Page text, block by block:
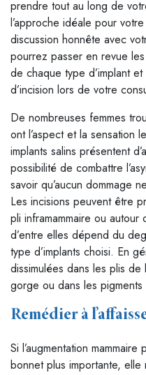
prendre tout au long de
l’approche idéale pour
discussion honnête avec
pourrez passer en revue
de chaque type d’implant
d’incision lors de votre
De nombreuses femmes
ont l’aspect et la sensation
implants salins présentent
possibilité de combattre
savoir qu’aucun dommage
Les incisions peuvent être
pli inframammaire ou autour
d’entre elles dépend du
type d’implants choisi. En
dissimulées dans les plis de
gorge ou dans les
Remédier à
Si l’augmentation
bonnet plus importante,